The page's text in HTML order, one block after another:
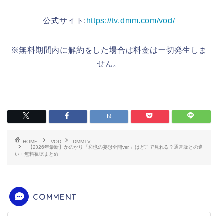
公式サイト: https://tv.dmm.com/vod/
※無料期間内に解約をした場合は料金は一切発生しま
せん。
HOME VOD
DMMTV
【2026年最新】かのかり「和也の妄想全開ver.」はどこで見れる？通常版との違
い・無料視聴まとめ
COMMENT